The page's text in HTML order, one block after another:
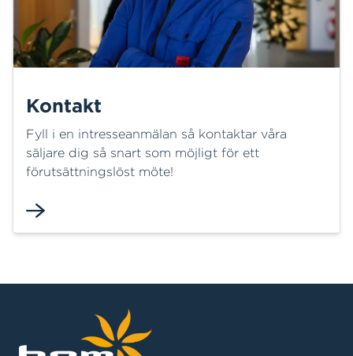
Kontakt
Fyll i en intresseanmälan så kontaktar våra
säljare dig så snart som möjligt för ett
förutsättningslöst möte!